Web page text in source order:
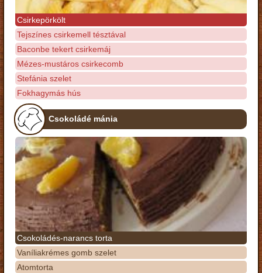
Csirkepörkölt
Tejszínes csirkemell tésztával
Baconbe tekert csirkemáj
Mézes-mustáros csirkecomb
Stefánia szelet
Fokhagymás hús
Csokoládé mánia
Csokoládés-narancs torta
Vaníliakrémes gomb szelet
Atomtorta